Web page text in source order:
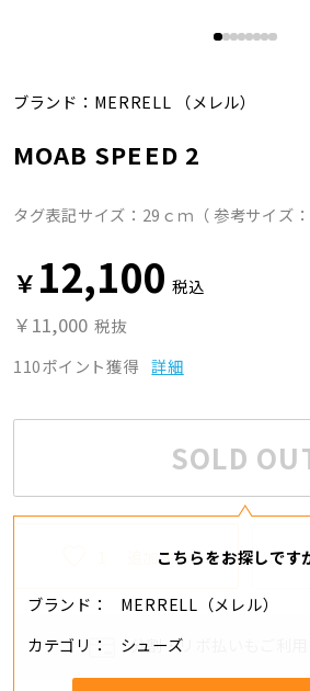
ブランド： MERRELL （メレル）
MOAB SPEED 2
タグ表記サイズ：29ｃｍ（ 参考サイズ：
￥ 12,100 税込
￥11,000 税抜
110ポイント獲得 詳細
SOLD
こちらをお探しです
ブランド
MERRELL（メレル）
カテゴリ
シューズ
追加する
分割・リボ払いもご利用